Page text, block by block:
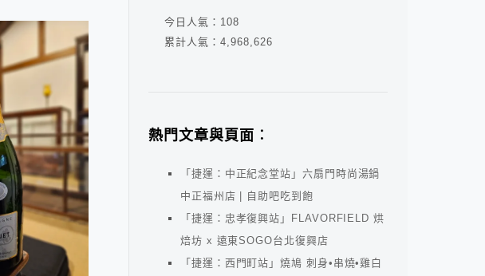
今日人氣： 108
累計人氣： 4,968,626
熱門文章與頁面︰
「捷運：中正紀念堂站」六扇門時尚湯鍋
中正福州店 | 自助吧吃到飽
「捷運：忠孝復興站」FLAVORFIELD 烘
焙坊 x 遠東SOGO台北復興店
「捷運：西門町站」燒鳩 刺身•串燒•雞白